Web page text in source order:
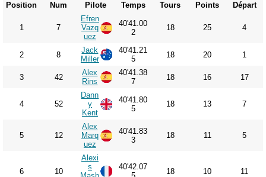
Position Num Pilote Temps Tours Points Départ
1 7
Efren
Vazq
uez
40'41.00
2
18 25 4
2 8
Jack
Miller
40'41.21
5
18 20 1
3 42
Alex
Rins
40'41.38
7
18 16 17
4 52
Dann
y
Kent
40'41.80
5
18 13 7
5 12
Alex
Marq
uez
40'41.83
3
18 11 5
6 10
Alexi
s
40'42.07
18 10 11